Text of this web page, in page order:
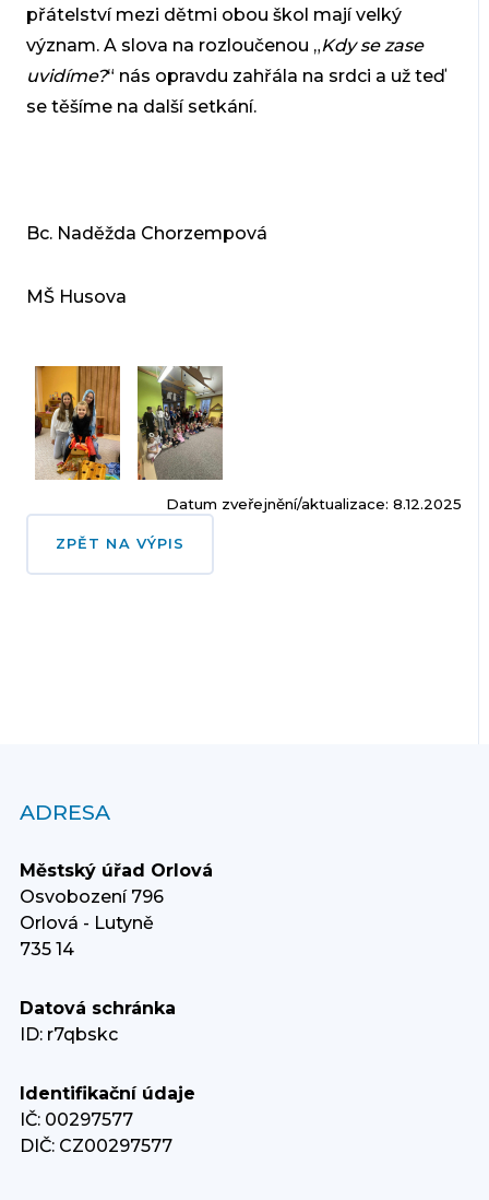
přátelství mezi dětmi obou škol mají velký
význam. A slova na rozloučenou „Kdy se zase
uvidíme?“ nás opravdu zahřála na srdci a už teď
se těšíme na další setkání.
Bc. Naděžda Chorzempová
MŠ Husova
Datum zveřejnění/aktualizace: 8.12.2025
ZPĚT NA VÝPIS
ADRESA
Městský úřad Orlová
Osvobození 796
Orlová - Lutyně
735 14
Datová schránka
ID: r7qbskc
Identifikační údaje
IČ: 00297577
DIČ: CZ00297577